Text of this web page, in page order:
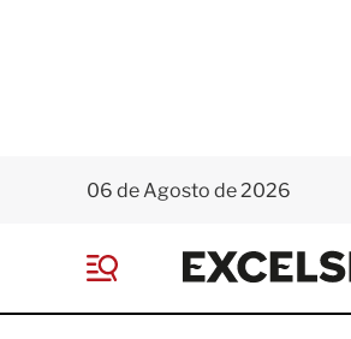
06 de Agosto de 2026
e